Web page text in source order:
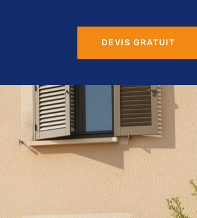
DEVIS GRATUIT